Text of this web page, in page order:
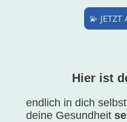
💫 JETZT
Hier ist
endlich in dich
deine Gesundheit